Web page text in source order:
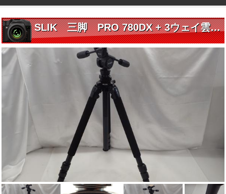
SLIK 三脚 PRO 780DX + 3ウェイ雲台 SH-807E ▼